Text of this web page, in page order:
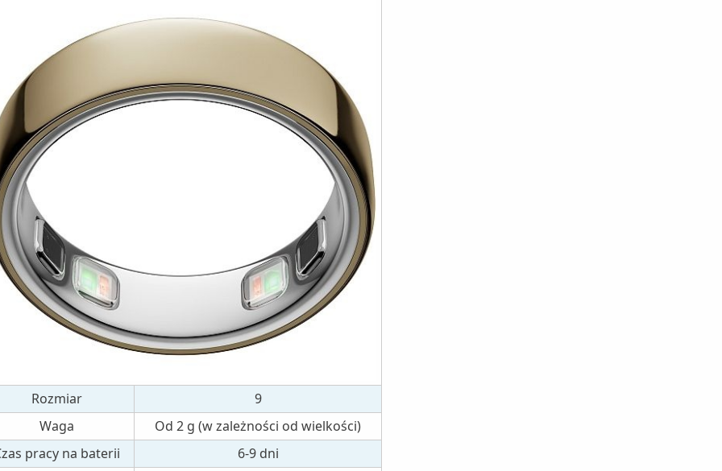
Rozmiar
9
Waga
Od 2 g (w zależności od wielkości)
pracy na baterii
6-9 dni